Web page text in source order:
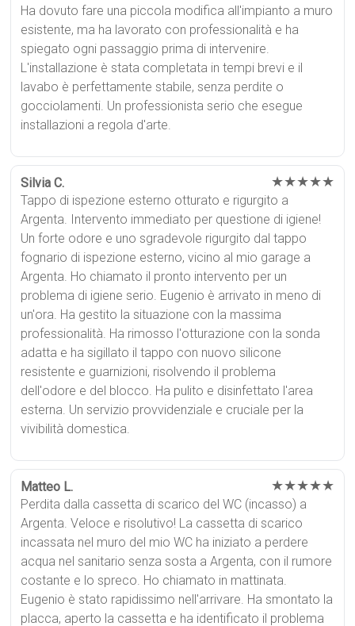
Ha dovuto fare una piccola modifica all'impianto a muro
esistente, ma ha lavorato con professionalità e ha
spiegato ogni passaggio prima di intervenire.
L'installazione è stata completata in tempi brevi e il
lavabo è perfettamente stabile, senza perdite o
gocciolamenti. Un professionista serio che esegue
installazioni a regola d'arte.
Silvia C. ★★★★★
Tappo di ispezione esterno otturato e rigurgito a
Argenta. Intervento immediato per questione di igiene!
Un forte odore e uno sgradevole rigurgito dal tappo
fognario di ispezione esterno, vicino al mio garage a
Argenta. Ho chiamato il pronto intervento per un
problema di igiene serio. Eugenio è arrivato in meno di
un'ora. Ha gestito la situazione con la massima
professionalità. Ha rimosso l'otturazione con la sonda
adatta e ha sigillato il tappo con nuovo silicone
resistente e guarnizioni, risolvendo il problema
dell'odore e del blocco. Ha pulito e disinfettato l'area
esterna. Un servizio provvidenziale e cruciale per la
vivibilità domestica.
Matteo L. ★★★★★
Perdita dalla cassetta di scarico del WC (incasso) a
Argenta. Veloce e risolutivo! La cassetta di scarico
incassata nel muro del mio WC ha iniziato a perdere
acqua nel sanitario senza sosta a Argenta, con il rumore
costante e lo spreco. Ho chiamato in mattinata.
Eugenio è stato rapidissimo nell'arrivare. Ha smontato la
placca, aperto la cassetta e ha identificato il problema